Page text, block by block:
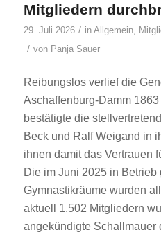
Mitgliedern
29. Juli 2026 / in Allgemein,
/ von Panja Sauer
Reibungslos verlief die
Aschaffenburg-Damm
bestätigte die
Beck und Ralf Weigand in
ihnen damit das Vertrauen
Die im Juni 2025 in
Gymnastikräume wurden
aktuell 1.502 Mitgliedern
angekündigte Schallmauer